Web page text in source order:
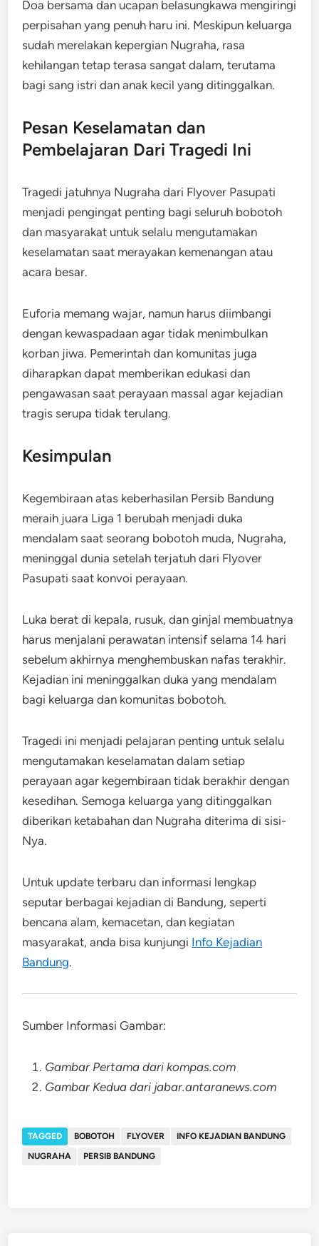
Doa bersama dan ucapan belasungkawa mengiringi
perpisahan yang penuh haru ini. Meskipun keluarga
sudah merelakan kepergian Nugraha, rasa
kehilangan tetap terasa sangat dalam, terutama
bagi sang istri dan anak kecil yang ditinggalkan.
Pesan Keselamatan dan
Pembelajaran Dari Tragedi Ini
Tragedi jatuhnya Nugraha dari Flyover Pasupati
menjadi pengingat penting bagi seluruh bobotoh
dan masyarakat untuk selalu mengutamakan
keselamatan saat merayakan kemenangan atau
acara besar.
Euforia memang wajar, namun harus diimbangi
dengan kewaspadaan agar tidak menimbulkan
korban jiwa. Pemerintah dan komunitas juga
diharapkan dapat memberikan edukasi dan
pengawasan saat perayaan massal agar kejadian
tragis serupa tidak terulang.
Kesimpulan
Kegembiraan atas keberhasilan Persib Bandung
meraih juara Liga 1 berubah menjadi duka
mendalam saat seorang bobotoh muda, Nugraha,
meninggal dunia setelah terjatuh dari Flyover
Pasupati saat konvoi perayaan.
Luka berat di kepala, rusuk, dan ginjal membuatnya
harus menjalani perawatan intensif selama 14 hari
sebelum akhirnya menghembuskan nafas terakhir.
Kejadian ini meninggalkan duka yang mendalam
bagi keluarga dan komunitas bobotoh.
Tragedi ini menjadi pelajaran penting untuk selalu
mengutamakan keselamatan dalam setiap
perayaan agar kegembiraan tidak berakhir dengan
kesedihan. Semoga keluarga yang ditinggalkan
diberikan ketabahan dan Nugraha diterima di sisi-
Nya.
Untuk update terbaru dan informasi lengkap
seputar berbagai kejadian di Bandung, seperti
bencana alam, kemacetan, dan kegiatan
masyarakat, anda bisa kunjungi Info Kejadian
Bandung.
Sumber Informasi Gambar:
Gambar Pertama dari kompas.com
Gambar Kedua dari jabar.antaranews.com
TAGGED BOBOTOH FLYOVER
INFO KEJADIAN BANDUNG
NUGRAHA
PERSIB BANDUNG